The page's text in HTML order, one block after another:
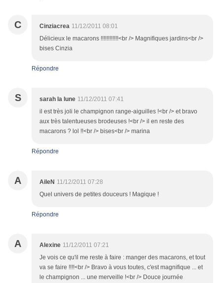
C Cinziacrea 11/12/2011 08:01
Délicieux le macarons !!!!!!!!!!!!<br /> Magnifiques jardins<br />
bises Cinzia
Répondre
S sarah la lune 11/12/2011 07:41
il est très joli le champignon range-aiguilles !<br /> et bravo
aux très talentueuses brodeuses !<br /> il en reste des
macarons ? lol !!<br /> bises<br /> marina
Répondre
A AileN 11/12/2011 07:28
Quel univers de petites douceurs ! Magique !
Répondre
A Alexine 11/12/2011 07:21
Je vois ce qu'il me reste à faire : manger des macarons, et tout
va se faire !!!!<br /> Bravo à vous toutes, c'est magnifique ... et
le champignon ... une merveille !<br /> Douce journée